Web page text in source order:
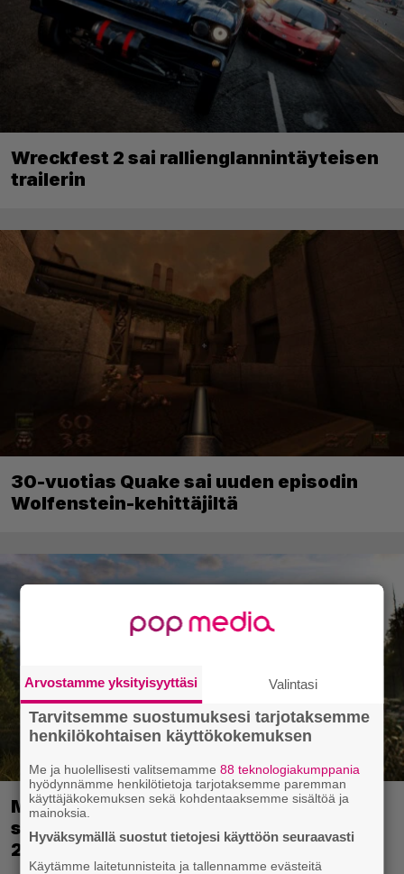
Wreckfest 2 sai rallienglannintäyteisen
trailerin
30-vuotias Quake sai uuden episodin
Wolfenstein-kehittäjiltä
Metsästyssimulaattorin jatko-osa
saapuu ensi kuussa – Way of the Hunter
2 päivättiin
Arvostamme yksityisyyttäsi Valintasi
Tarvitsemme suostumuksesi tarjotaksemme
henkilökohtaisen käyttökokemuksen
Me ja huolellisesti valitsemamme88 teknologiakumppania
hyödynnämme henkilötietoja tarjotaksemme paremman
käyttäjäkokemuksen sekä kohdentaaksemme sisältöä ja
mainoksia.
Hyväksymällä suostut tietojesi käyttöön seuraavasti
Käytämme laitetunnisteita ja tallennamme evästeitä